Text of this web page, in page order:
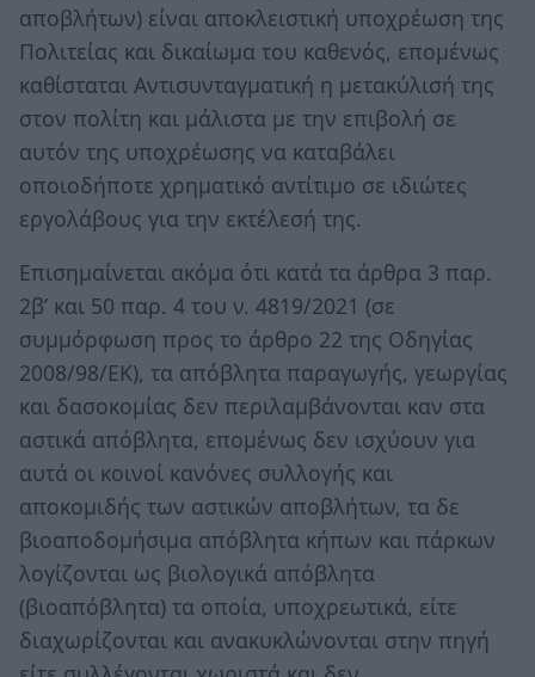
αποβλήτων) είναι αποκλειστική υποχρέωση της
Πολιτείας και δικαίωμα του καθενός, επομένως
καθίσταται Αντισυνταγματική η μετακύλισή της
στον πολίτη και μάλιστα με την επιβολή σε
αυτόν της υποχρέωσης να καταβάλει
οποιοδήποτε χρηματικό αντίτιμο σε ιδιώτες
εργολάβους για την εκτέλεσή της.
Επισημαίνεται ακόμα ότι κατά τα άρθρα 3 παρ.
2β’ και 50 παρ. 4 του ν. 4819/2021 (σε
συμμόρφωση προς το άρθρο 22 της Οδηγίας
2008/98/ΕΚ), τα απόβλητα παραγωγής, γεωργίας
και δασοκομίας δεν περιλαμβάνονται καν στα
αστικά απόβλητα, επομένως δεν ισχύουν για
αυτά οι κοινοί κανόνες συλλογής και
αποκομιδής των αστικών αποβλήτων, τα δε
βιοαποδομήσιμα απόβλητα κήπων και πάρκων
λογίζονται ως βιολογικά απόβλητα
(βιοαπόβλητα) τα οποία, υποχρεωτικά, είτε
διαχωρίζονται και ανακυκλώνονται στην πηγή